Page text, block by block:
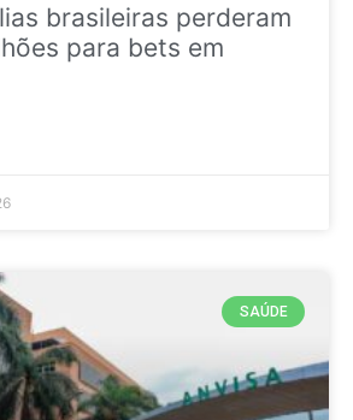
brasileiras perderam
para bets em
SAÚDE